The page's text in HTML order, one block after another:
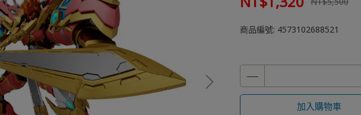
商品編號: 4573102688521
加入購物車